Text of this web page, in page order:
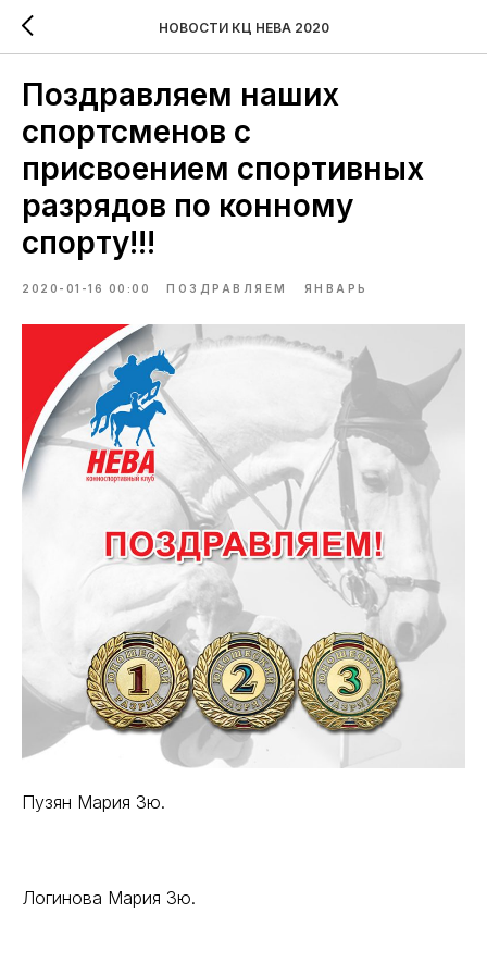
НОВОСТИ КЦ НЕВА 2020
Поздравляем наших
спортсменов с
присвоением спортивных
разрядов по конному
спорту!!!
2020-01-16 00:00 ПОЗДРАВЛЯЕМ ЯНВАРЬ
Пузян Мария 3ю.
Логинова Мария 3ю.